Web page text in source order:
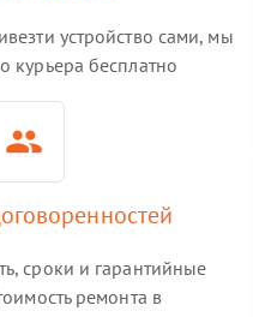
устройство сами, мы
курьера бесплатно
сроки и гарантийные
ремонта в